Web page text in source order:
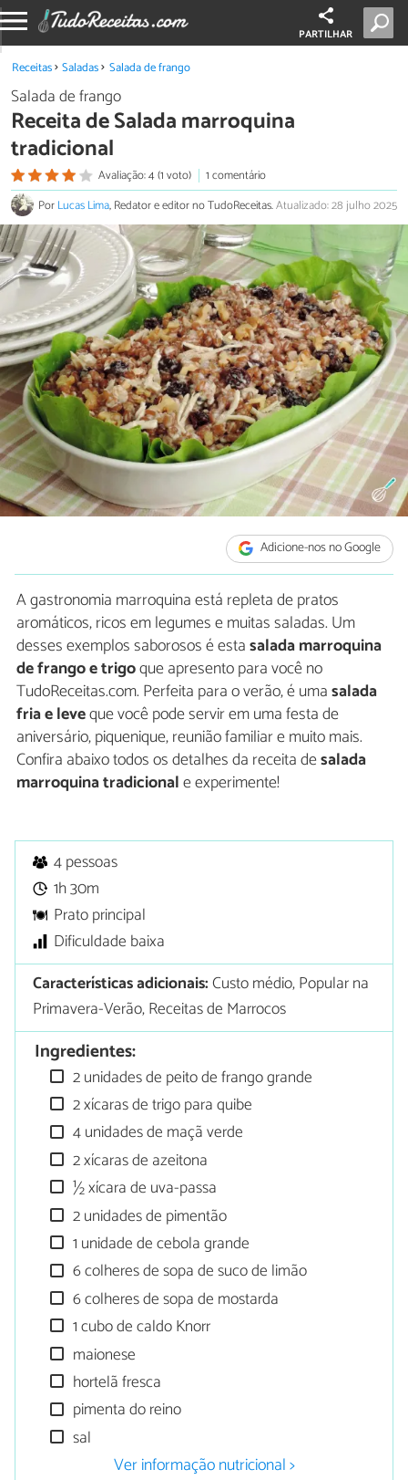
PARTILHAR
Receitas Saladas Salada de frango
Salada de frango
Receita de Salada marroquina
tradicional
Avaliação: 4 (1 voto)
1 comentário
PorLucas Lima, Redator e editor no TudoReceitas.Atualizado: 28 julho 2025
Adicione-nos no Google
A gastronomia marroquina está repleta de pratos
aromáticos, ricos em legumes e muitas saladas. Um
desses exemplos saborosos é estasalada marroquina
de frango e trigoque apresento para você no
TudoReceitas.com. Perfeita para o verão, é umasalada
fria e leveque você pode servir em uma festa de
aniversário, piquenique, reunião familiar e muito mais.
Confira abaixo todos os detalhes da receita desalada
marroquina tradicionale experimente!
4 pessoas
1h 30m
Prato principal
Dificuldade baixa
Características adicionais:Custo médio, Popular na
Primavera-Verão, Receitas de Marrocos
Ingredientes:
2 unidades de peito de frango grande
2 xícaras de trigo para quibe
4 unidades de maçã verde
2 xícaras de azeitona
½ xícara de uva-passa
2 unidades de pimentão
1 unidade de cebola grande
6 colheres de sopa de suco de limão
6 colheres de sopa de mostarda
1 cubo de caldo Knorr
maionese
hortelã fresca
pimenta do reino
sal
Ver informação nutricional >